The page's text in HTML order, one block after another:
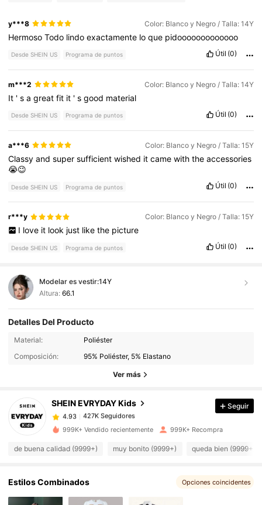
y***8 Color: Blanco y Negro / Talla: 14Y
HermosoTodo lindoexactamente loque pidooooooooooooo
Desde SHEIN US Programa de puntos Útil (0)
m***2 Color: Blanco y Negro / Talla: 14Y
It 'sagreatfit it 'sgood material
Desde SHEIN US Programa de puntos Útil (0)
a***6 Color: Blanco y Negro / Talla: 15Y
Classyandsupersufficientwished itcamewiththeaccessories
😭😉
Desde SHEIN US Programa de puntos Útil (0)
r***y Color: Blanco y Negro / Talla: 15Y
I love it look just like the picture
Desde SHEIN US Programa de puntos Útil (0)
Modelar es vestir:14Y
Altura: 66.1
Detalles Del Producto
Material:
Poliéster
Composición:
95% Poliéster, 5% Elastano
Ver más
SHEIN EVRYDAY Kids
427K Seguidores
427K Seguidores
4.93
427K Seguidores
4.93 427K Seguidores
4.93 427K Seguidores
Seguir
999K+ Vendido recientemente 999K+ Recompra
de buena calidad (9999+) muy bonito (9999+) queda bien (9999+)
Estilos Combinados Opciones coincidentes